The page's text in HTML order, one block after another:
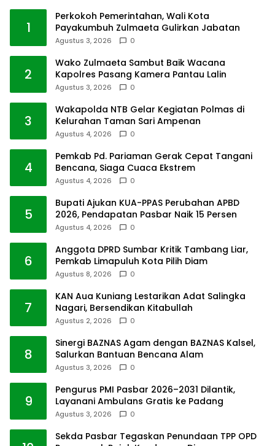
1
Perkokoh Pemerintahan, Wali Kota
Payakumbuh Zulmaeta Gulirkan Jabatan
Agustus 3, 2026 0
2
Wako Zulmaeta Sambut Baik Wacana
Kapolres Pasang Kamera Pantau Lalin
Agustus 3, 2026 0
3
Wakapolda NTB Gelar Kegiatan Polmas di
Kelurahan Taman Sari Ampenan
Agustus 4, 2026 0
4
Pemkab Pd. Pariaman Gerak Cepat Tangani
Bencana, Siaga Cuaca Ekstrem
Agustus 4, 2026 0
5
Bupati Ajukan KUA-PPAS Perubahan APBD
2026, Pendapatan Pasbar Naik 15 Persen
Agustus 4, 2026 0
6
Anggota DPRD Sumbar Kritik Tambang Liar,
Pemkab Limapuluh Kota Pilih Diam
Agustus 8, 2026 0
7
KAN Aua Kuniang Lestarikan Adat Salingka
Nagari, Bersendikan Kitabullah
Agustus 2, 2026 0
8
Sinergi BAZNAS Agam dengan BAZNAS Kalsel,
Salurkan Bantuan Bencana Alam
Agustus 3, 2026 0
9
Pengurus PMI Pasbar 2026–2031 Dilantik,
Layanani Ambulans Gratis ke Padang
Agustus 3, 2026 0
Sekda Pasbar Tegaskan Penundaan TPP OPD